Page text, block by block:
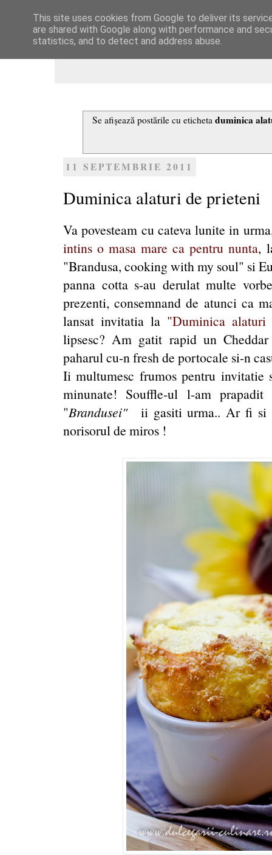
Dulcegarii culinare
Se afișează postările cu eticheta duminica
11 SEPTEMBRIE 2011
Duminica alaturi de prieteni
Va povesteam cu cateva lunite in
intins o masa mare ca pentru nunta,
"Brandusa, cooking with my soul" si
panna cotta s-au derulat multe
prezenti, consemnand de atunci ca
lansat invitatia la "Duminica
lipsesc? Am gatit rapid un
paharul cu-n fresh de portocale si-n
Ii multumesc frumos pentru
minunate! Souffle-ul l-am
"Brandusei"
ii gasiti urma.. Ar fi si
norisorul de miros !
This site uses cookies from Google to deliver its
are shared with Google along with performance and
statistics, and to detect and address abuse.